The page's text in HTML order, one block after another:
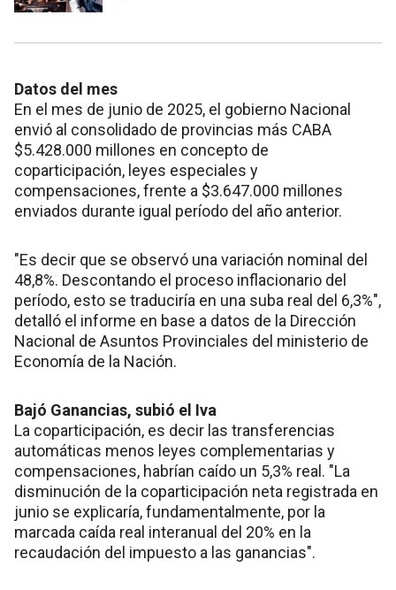
Datos del mes
En el mes de junio de 2025, el gobierno Nacional
envió al consolidado de provincias más CABA
$5.428.000 millones en concepto de
coparticipación, leyes especiales y
compensaciones, frente a $3.647.000 millones
enviados durante igual período del año anterior.
"Es decir que se observó una variación nominal del
48,8%. Descontando el proceso inflacionario del
período, esto se traduciría en una suba real del 6,3%",
detalló el informe en base a datos de la Dirección
Nacional de Asuntos Provinciales del ministerio de
Economía de la Nación.
Bajó Ganancias, subió el Iva
La coparticipación, es decir las transferencias
automáticas menos leyes complementarias y
compensaciones, habrían caído un 5,3% real. "La
disminución de la coparticipación neta registrada en
junio se explicaría, fundamentalmente, por la
marcada caída real interanual del 20% en la
recaudación del impuesto a las ganancias".